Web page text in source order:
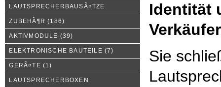
LAUTSPRECHERBAUSÃ¤TZE
ZUBEHÃ¶R (186)
AKTIVMODULE (39)
ELEKTRONISCHE BAUTEILE (7)
GERÃ¤TE (1)
LAUTSPRECHERBOXEN
Identität
Sie